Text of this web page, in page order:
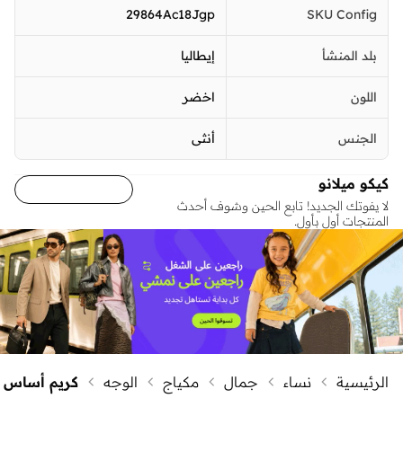
SKU Config
29864Ac18Jgp
بلد المنشأ إيطاليا
اللون اخضر
الجنس أنثى
كيكو ميلانو
لا يفوتك الجديد! تابع الحين وشوف أحدث
المنتجات أول بأول.
الرئيسية نساء جمال مكياج الوجه كريم أساس